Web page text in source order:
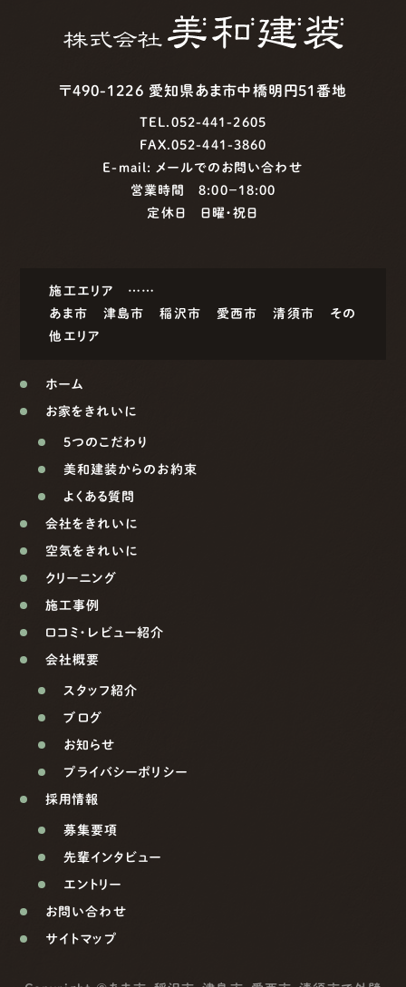
〒490-1226 愛知県あま市中橋明円51番地
TEL.052-441-2605
FAX.052-441-3860
E-mail: メールでのお問い合わせ
営業時間 8:00−18:00
定休日 日曜・祝日
施工エリア ……
あま市
津島市 稲沢市 愛西市 清須市
その
他エリア
ホーム
お家をきれいに
5つのこだわり
美和建装からのお約束
よくある質問
会社をきれいに
空気をきれいに
クリーニング
施工事例
口コミ・レビュー紹介
会社概要
スタッフ紹介
ブログ
お知らせ
プライバシーポリシー
採用情報
募集要項
先輩インタビュー
エントリー
お問い合わせ
サイトマップ